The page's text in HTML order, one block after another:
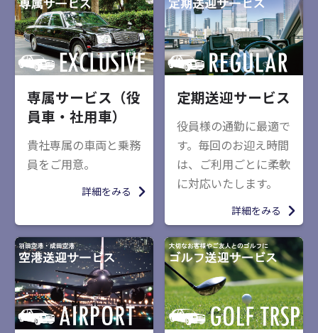
専属サービス（役
員車・社用車）
貴社専属の車両と乗務
員をご用意。
詳細をみる
定期送迎サービス
役員様の通勤に最適で
す。毎回のお迎え時間
は、ご利用ごとに柔軟
に対応いたします。
詳細をみる